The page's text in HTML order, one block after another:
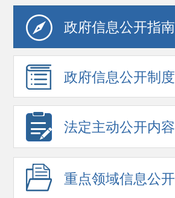
政府信息公开指南
政府信息公开制度
法定主动公开内容
重点领域信息公开